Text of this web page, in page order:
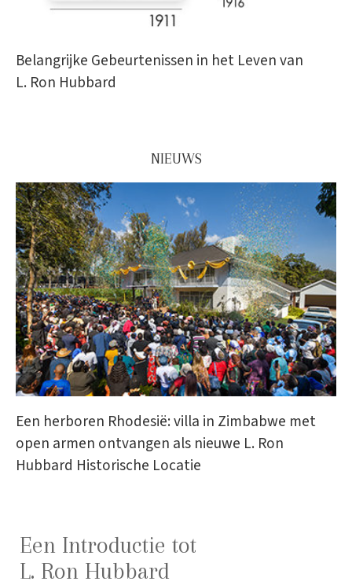
Belangrijke Gebeurtenissen in het Leven van
L. Ron Hubbard
NIEUWS
Een herboren Rhodesië: villa in Zimbabwe met
open armen ontvangen als nieuwe L. Ron
Hubbard Historische Locatie
Een Introductie tot
L. Ron Hubbard